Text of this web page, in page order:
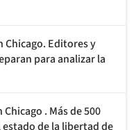
Chicago. Editores y
para analizar la
Chicago . Más de 500
de la libertad de